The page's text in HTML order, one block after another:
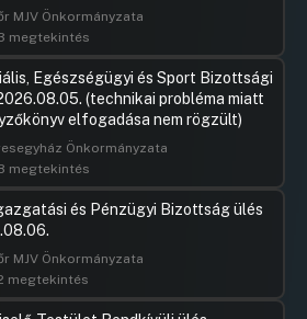
valamint a
átmeneti
céljából -
Ugrás a napirendi pontra
és
megkötése az
Unió „DEAR”
pályázat
MJV Önkormányzata
megtekintés
Egészségügyi és Sport Bizottsági
(technikai probléma miatt
elfogadása nem rögzült)
Önkormányzata
megtekintés
és Pénzügyi Bizottság ülés
MJV Önkormányzata
megtekintés